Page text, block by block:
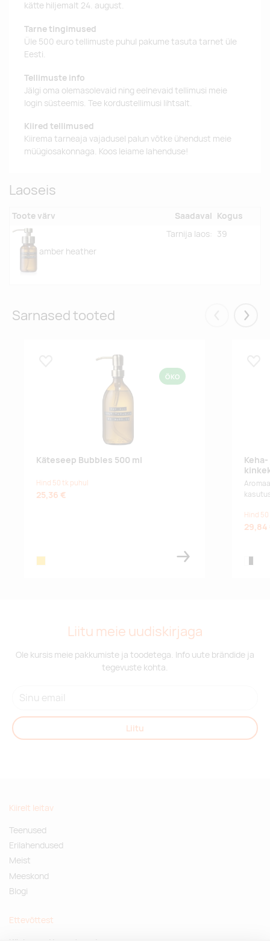
kätte hiljemalt 24. august.
Tarne tingimused
Üle 500 euro tellimuste puhul pakume tasuta tarnet üle
Eesti.
Tellimuste info
Jälgi oma olemasolevaid ning eelnevaid tellimusi meie
login süsteemis. Tee kordustellimusi lihtsalt.
Kiired tellimused
Kiirema tarneaja vajadusel palun võtke ühendust meie
müügiosakonnaga. Koos leiame lahenduse!
Laoseis
Toote värv Saadaval Kogus
amber heather
Tarnija laos: 39
Sarnased tooted Eelmised
ÖKO
Käteseep Bubbles 500 ml
Hind 50 tk puhul
25,36 €
Hind
29,84
Liitu meie uudiskirjaga
Ole kursis meie pakkumiste ja toodetega. Info uute brändide ja
tegevuste kohta.
Liitu
Kiirelt leitav
Teenused
Erilahendused
Meist
Meeskond
Blogi
Ettevõttest